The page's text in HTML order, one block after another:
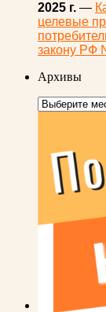
2025 г. —
целевые
закону РФ
Архивы
Архивы